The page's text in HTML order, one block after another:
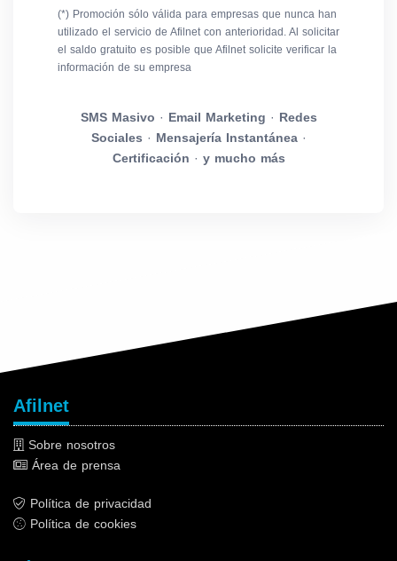
(*) Promoción sólo válida para empresas que nunca han
utilizado el servicio de Afilnet con anterioridad. Al solicitar
el saldo gratuito es posible que Afilnet solicite verificar la
información de su empresa
SMS Masivo · Email Marketing · Redes
Sociales · Mensajería Instantánea·
Certificación · y mucho más
Afilnet
Sobre nosotros
Área de prensa
Política de privacidad
Política de cookies